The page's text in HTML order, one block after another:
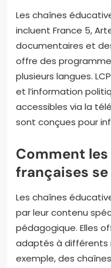
Les chaînes
incluent France 5,
documentaires et
offre des
plusieurs langues.
et l’information
accessibles via la
sont conçues pour
Comment
françaises
Les chaînes
par leur contenu
pédagogique. Elles
adaptés à différents
exemple, des